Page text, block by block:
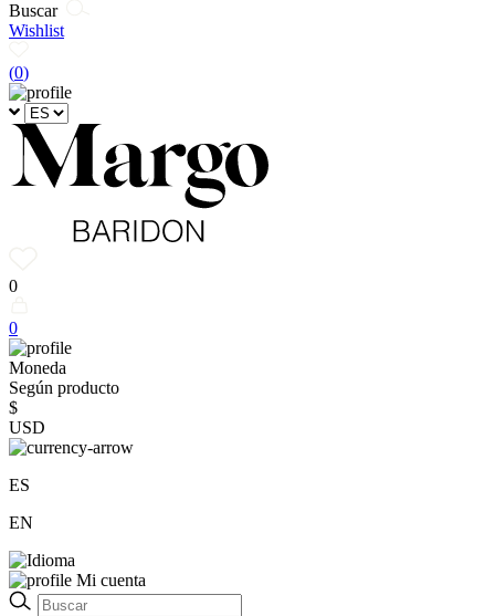
Buscar
Wishlist
(0)
0
0
Moneda
Según producto
$
USD
ES
EN
Mi cuenta